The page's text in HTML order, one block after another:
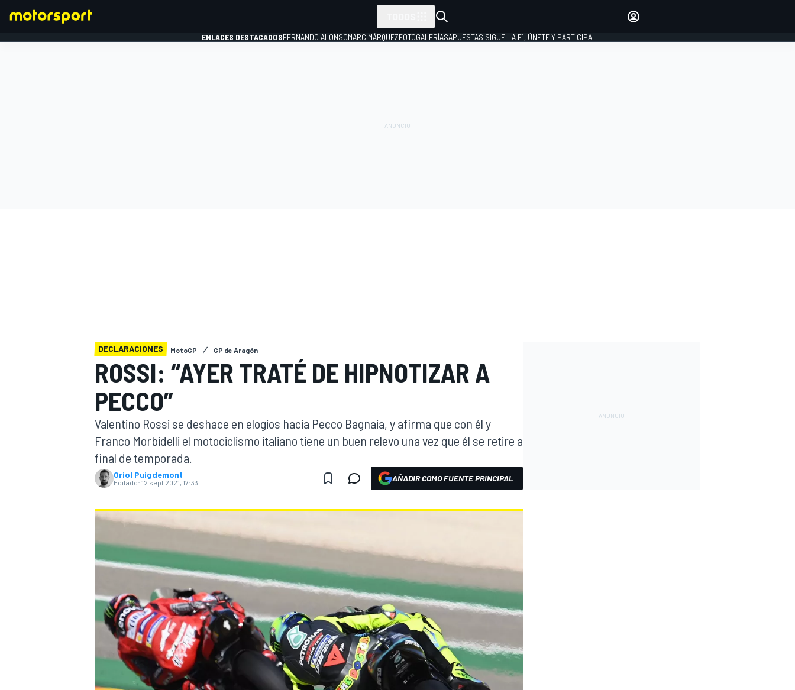
WEC
ENLACES DESTACADOSFERNANDO ALONSOMARC MÁRQUEZFOTOGALERÍASAPUESTAS¡SIGUE LA F1, ÚNETE Y PARTICIPA!
DECLARACIONES MotoGP GP de Aragón
ROSSI: “AYER TRATÉ DE HIPNOTIZAR A
PECCO”
Valentino Rossi se deshace en elogios hacia Pecco Bagnaia, y afirma que con él y
Franco Morbidelli el motociclismo italiano tiene un buen relevo una vez que él se retire a
final de temporada.
Oriol Puigdemont
Editado: 12 sept 2021, 17:33 AÑADIR COMO FUENTE PRINCIPAL